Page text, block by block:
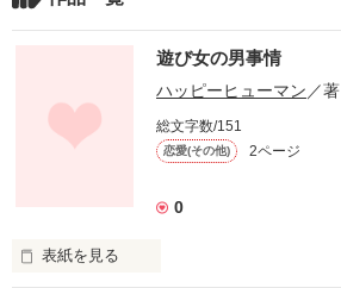
遊び女の男事情
ハッピーヒューマン ／著
総文字数/151
恋愛(その他) 2ページ
0
表紙を見る